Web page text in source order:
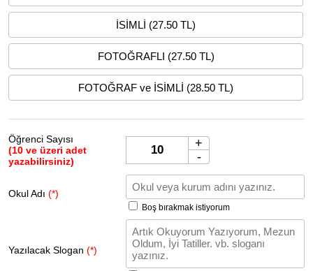
İSİMLİ (27.50 TL)
FOTOĞRAFLI (27.50 TL)
FOTOĞRAF ve İSİMLİ (28.50 TL)
Öğrenci Sayısı
(10 ve üzeri adet
yazabilirsiniz)
+
-
Okul Adı (*)
Boş bırakmak istiyorum
Yazılacak Slogan (*)